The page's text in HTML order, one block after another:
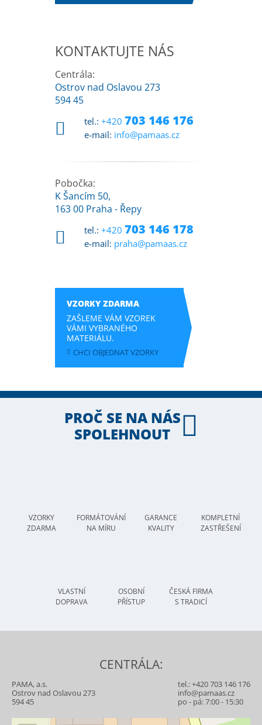
KONTAKTUJTE NÁS
Centrála:
Ostrov nad Oslavou 273
594 45
tel.: +420 703 146 176
e-mail: info@pamaas.cz
Pobočka:
K Šancím 50,
163 00 Praha - Řepy
tel.: +420 703 146 178
e-mail: praha@pamaas.cz
VZORKY ZDARMA
ZAŠLEME VÁM VZOREK
VÁMI VYBRANÉHO
MATERIÁLU.
CHCI OBJEDNAT VZORKY
PROČ SE NA NÁS
SPOLEHNOUT
VZORKY
ZDARMA
FORMÁTOVÁNÍ
NA MÍRU
GARANCE
KVALITY
KOMPLETNÍ
ZASTŘEŠENÍ
VLASTNÍ
DOPRAVA
OSOBNÍ
PŘÍSTUP
ČESKÁ FIRMA
S TRADICÍ
CENTRÁLA:
PAMA, a.s.
Ostrov nad Oslavou 273
594 45
tel.:+420 703 146 176
info@pamaas.cz
po - pá: 7:00 - 15:30